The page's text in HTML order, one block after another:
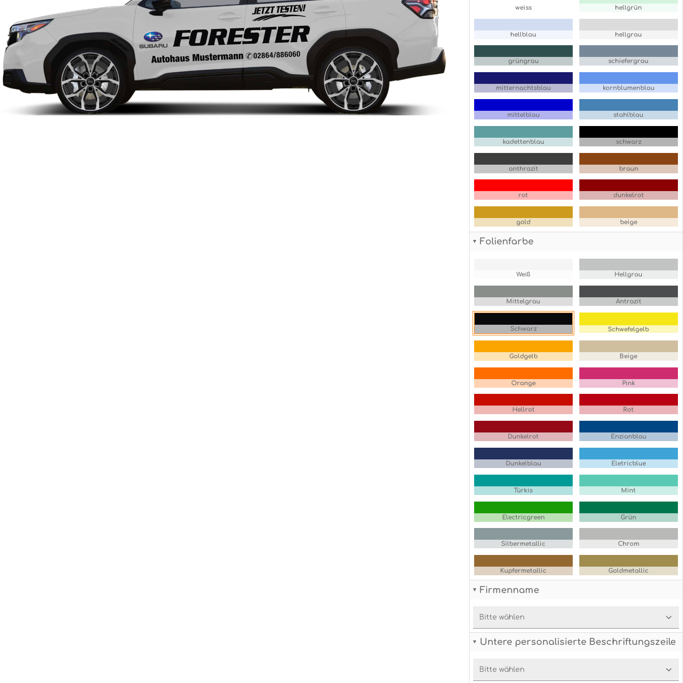
weiss hellgrün
hellblau hellgrau
grüngrau schiefergrau
mitternachtsblau kornblumenblau
mittelblau stahlblau
kadettenblau schwarz
anthrazit braun
rot dunkelrot
gold beige
Folienfarbe
Weiß Hellgrau
Mittelgrau Antrazit
Schwarz Schwefelgelb
Goldgelb Beige
Orange Pink
Hellrot Rot
Dunkelrot Enzianblau
Dunkelblau Eletricblue
Türkis Mint
Electricgreen Grün
Silbermetallic Chrom
Kupfermetallic Goldmetallic
Firmenname
Untere personalisierte Beschriftungszeile